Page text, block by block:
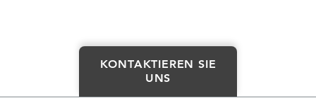
KONTAKTIEREN SIE
UNS